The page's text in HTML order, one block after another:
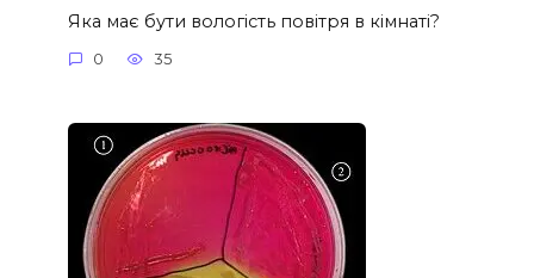
Яка має бути вологість повітря в кімнаті?
0 35